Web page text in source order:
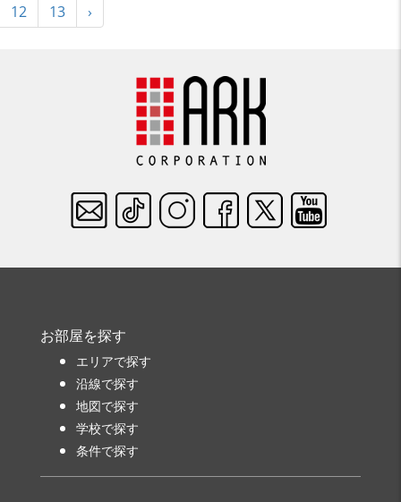
12
13 ›
お部屋を探す
エリアで探す
沿線で探す
地図で探す
学校で探す
条件で探す